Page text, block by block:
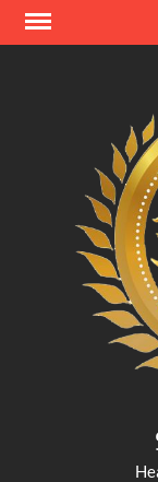
Skip